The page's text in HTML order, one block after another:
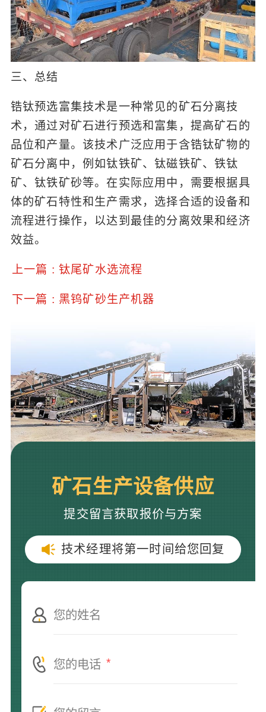
三、总结
锆钛预选富集技术是一种常见的矿石分离技
术，通过对矿石进行预选和富集，提高矿石的
品位和产量。该技术广泛应用于含锆钛矿物的
矿石分离中，例如钛铁矿、钛磁铁矿、铁钛
矿、钛铁矿砂等。在实际应用中，需要根据具
体的矿石特性和生产需求，选择合适的设备和
流程进行操作，以达到最佳的分离效果和经济
效益。
上一篇 : 钛尾矿水选流程
下一篇 : 黑钨矿砂生产机器
矿石生产设备供应
提交留言获取报价与方案
技术经理将第一时间给您回复
*